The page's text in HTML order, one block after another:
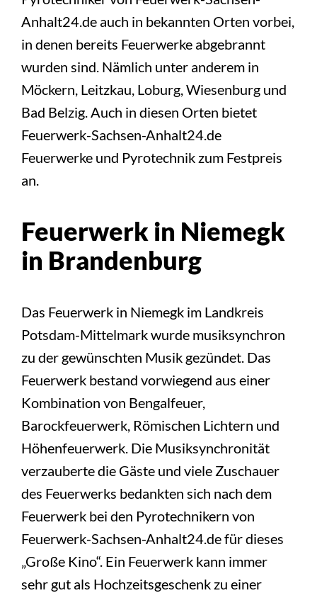
Anhalt24.de auch in bekannten Orten vorbei,
in denen bereits Feuerwerke abgebrannt
wurden sind. Nämlich unter anderem in
Möckern, Leitzkau, Loburg, Wiesenburg und
Bad Belzig. Auch in diesen Orten bietet
Feuerwerk-Sachsen-Anhalt24.de
Feuerwerke und Pyrotechnik zum Festpreis
an.
Feuerwerk in Niemegk
in Brandenburg
Das Feuerwerk in Niemegk im Landkreis
Potsdam-Mittelmark wurde musiksynchron
zu der gewünschten Musik gezündet. Das
Feuerwerk bestand vorwiegend aus einer
Kombination von Bengalfeuer,
Barockfeuerwerk, Römischen Lichtern und
Höhenfeuerwerk. Die Musiksynchronität
verzauberte die Gäste und viele Zuschauer
des Feuerwerks bedankten sich nach dem
Feuerwerk bei den Pyrotechnikern von
Feuerwerk-Sachsen-Anhalt24.de für dieses
„Große Kino“. Ein Feuerwerk kann immer
sehr gut als Hochzeitsgeschenk zu einer